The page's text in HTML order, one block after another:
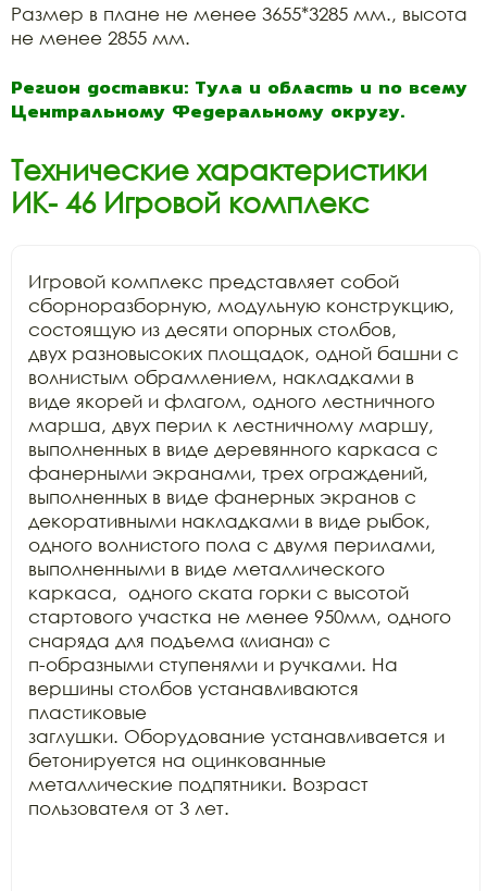
Размер в плане не менее 3655*3285 мм., высота
не менее 2855 мм.
Регион доставки: Тула и область и по всему
Центральному Федеральному округу.
Технические характеристики
ИК- 46 Игровой комплекс
Игровой комплекс представляет собой
сборноразборную, модульную конструкцию,
состоящую из десяти опорных столбов,
двух разновысоких площадок, одной башни с
волнистым обрамлением, накладками в
виде якорей и флагом, одного лестничного
марша, двух перил к лестничному маршу,
выполненных в виде деревянного каркаса с
фанерными экранами, трех ограждений,
выполненных в виде фанерных экранов с
декоративными накладками в виде рыбок,
одного волнистого пола с двумя перилами,
выполненными в виде металлического
каркаса,  одного ската горки с высотой
стартового участка не менее 950мм, одного
снаряда для подъема «лиана» с
п-образными ступенями и ручками. На
вершины столбов устанавливаются
пластиковые
заглушки. Оборудование устанавливается и
бетонируется на оцинкованные
металлические подпятники. Возраст
пользователя от 3 лет.